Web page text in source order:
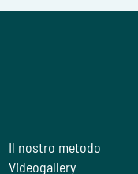
Il nostro metodo
Videogallery